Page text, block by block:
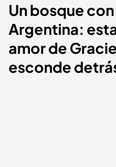
Un bosque
Argentina:
amor de
esconde